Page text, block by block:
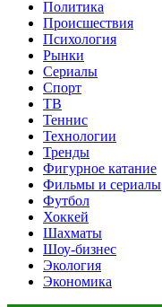
Политика
Происшествия
Психология
Рынки
Сериалы
Спорт
ТВ
Теннис
Технологии
Тренды
Фигурное катание
Фильмы и сериалы
Футбол
Хоккей
Шахматы
Шоу-бизнес
Экология
Экономика